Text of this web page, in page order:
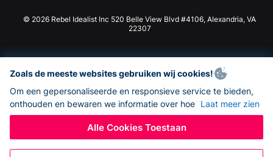
© 2026 Rebel Idealist Inc 520 Belle View Blvd #4106, Alexandria, VA
22307
Zoals de meeste websites gebruiken wij cookies!
Om een gepersonaliseerde en responsieve service te bieden,
onthouden en bewaren we informatie over hoe Laat meer zien
Alle Cookies Toestaan